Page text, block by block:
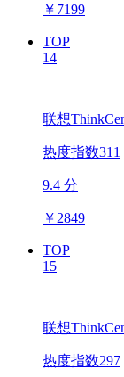
￥ 7199
TOP
14
联想
热度指数311
9.4 分
￥ 2849
TOP
15
联想
热度指数297